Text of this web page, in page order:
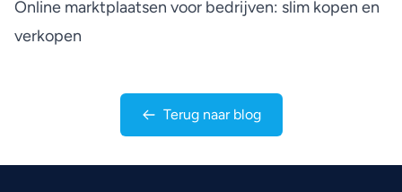
Online marktplaatsen voor bedrijven: slim kopen en
verkopen
Terug naar blog